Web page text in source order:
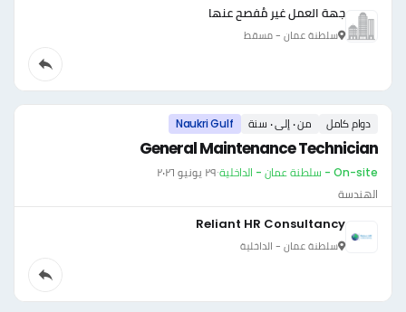
جهة العمل غير مُفصح عنها
سلطنة عمان - مسقط
دوام كامل من ٠ إلى ٠ سنة Naukri Gulf
General Maintenance Technician
On-site - سلطنة عمان - الداخلية ·٢٩ يونيو ٢٠٢٦
الهندسة
Reliant HR Consultancy
سلطنة عمان - الداخلية